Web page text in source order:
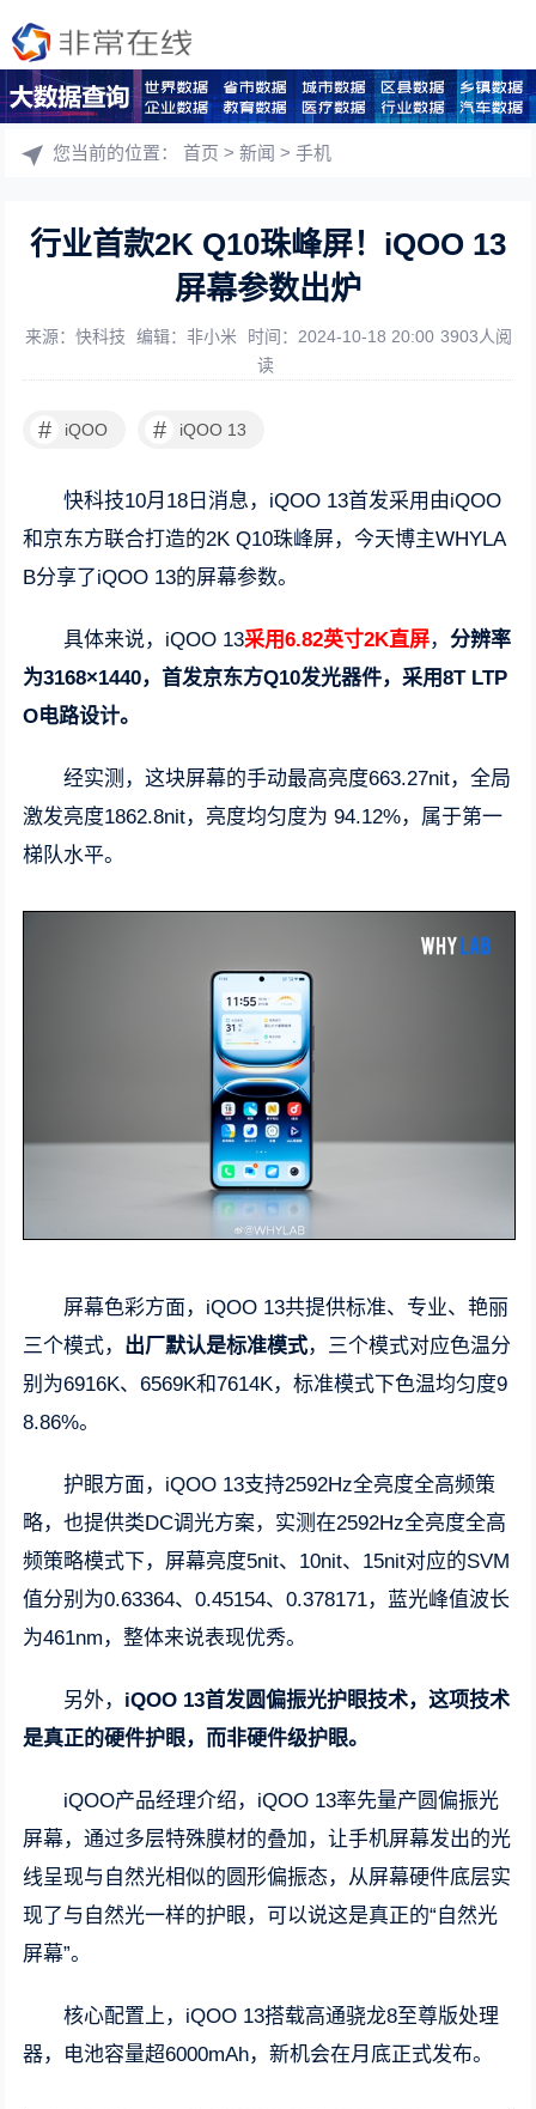
您当前的位置：首页 >新闻 >手机
行业首款2K Q10珠峰屏！iQOO 13
屏幕参数出炉
来源：快科技 编辑：非小米 时间：2024-10-18 20:00 3903人阅
读
# iQOO # iQOO 13
快科技10月18日消息，iQOO 13首发采用由iQOO
和京东方联合打造的2K Q10珠峰屏，今天博主WHYLA
B分享了iQOO 13的屏幕参数。
具体来说，iQOO 13采用6.82英寸2K直屏，分辨率
为3168×1440，首发京东方Q10发光器件，采用8T LTP
O电路设计。
经实测，这块屏幕的手动最高亮度663.27nit，全局
激发亮度1862.8nit，亮度均匀度为 94.12%，属于第一
梯队水平。
屏幕色彩方面，iQOO 13共提供标准、专业、艳丽
三个模式， 出厂默认是标准模式，三个模式对应色温分
别为6916K、6569K和7614K，标准模式下色温均匀度9
8.86%。
护眼方面，iQOO 13支持2592Hz全亮度全高频策
略，也提供类DC调光方案，实测在2592Hz全亮度全高
频策略模式下，屏幕亮度5nit、10nit、15nit对应的SVM
值分别为0.63364、0.45154、0.378171，蓝光峰值波长
为461nm，整体来说表现优秀。
另外， iQOO 13首发圆偏振光护眼技术，这项技术
是真正的硬件护眼，而非硬件级护眼。
iQOO产品经理介绍，iQOO 13率先量产圆偏振光
屏幕，通过多层特殊膜材的叠加，让手机屏幕发出的光
线呈现与自然光相似的圆形偏振态，从屏幕硬件底层实
现了与自然光一样的护眼，可以说这是真正的“自然光
屏幕”。
核心配置上，iQOO 13搭载高通骁龙8至尊版处理
器，电池容量超6000mAh，新机会在月底正式发布。